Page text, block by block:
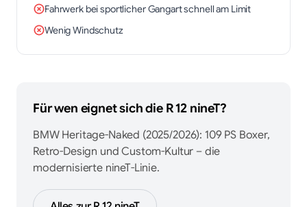
Fahrwerk bei sportlicher Gangart schnell am Limit
Wenig Windschutz
Für wen eignet sich dieR 12 nineT?
BMW Heritage-Naked (2025/2026): 109 PS Boxer,
Retro-Design und Custom-Kultur – die
modernisierte nineT-Linie.